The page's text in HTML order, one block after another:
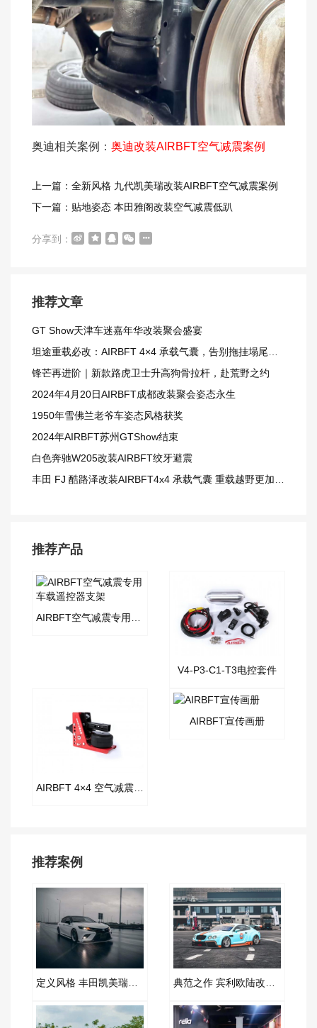
奥迪相关案例： 奥迪改装AIRBFT空气减震案例
上一篇：全新风格 九代凯美瑞改装AIRBFT空气减震案例
下一篇：贴地姿态 本田雅阁改装空气减震低趴
分享到：
推荐文章
GT Show天津车迷嘉年华改装聚会盛宴
坦途重载必改：AIRBFT 4×4 承载气囊，告别拖挂塌尾窘境
锋芒再进阶｜新款路虎卫士升高狗骨拉杆，赴荒野之约
2024年4月20日AIRBFT成都改装聚会姿态永生
1950年雪佛兰老爷车姿态风格获奖
2024年AIRBFT苏州GTShow结束
白色奔驰W205改装AIRBFT绞牙避震
丰田 FJ 酷路泽改装AIRBFT4x4 承载气囊 重载越野更加从容
推荐产品
AIRBFT空气减震专用车载遥控器支架
V4-P3-C1-T3电控套件
AIRBFT 4×4 空气减震拖车钩
AIRBFT宣传画册
推荐案例
定义风格 丰田凯美瑞改装AIRBFT空气减震案例 典范之作 宾利欧陆改装AIRBFT空气减震案例